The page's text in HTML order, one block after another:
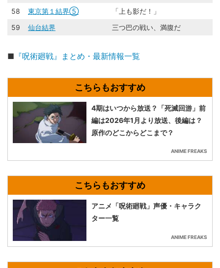
58
東京第１結界⑤
「上も影だ！」
59
仙台結界 三つ巴の戦い、満腹だ
■ 『呪術廻戦』まとめ・最新情報一覧
4期はいつから放送？「死滅回游」前
編は2026年1月より放送、後編は？
原作のどこからどこまで？
ANIME FREAKS
アニメ「呪術廻戦」声優・キャラク
ター一覧
ANIME FREAKS